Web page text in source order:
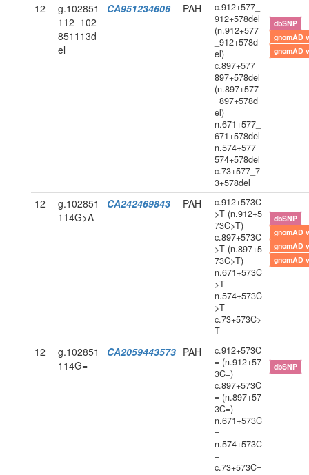
12
g.102851
112_102
851113d
el
CA951234606 PAH
c.912+577_
912+578del
(n.912+577
_912+578d
el)
c.897+577_
897+578del
(n.897+577
_897+578d
el)
n.671+577_
671+578del
n.574+577_
574+578del
c.73+577_7
3+578del
dbSNP
gnomAD
gnomAD
12
g.102851
114G>A
CA242469843 PAH
c.912+573C
>T (n.912+5
73C>T)
c.897+573C
>T (n.897+5
73C>T)
n.671+573C
>T
n.574+573C
>T
c.73+573C>
T
dbSNP
gnomAD
gnomAD
gnomAD
12
g.102851
114G=
CA2059443573 PAH
c.912+573C
= (n.912+57
3C=)
c.897+573C
= (n.897+57
3C=)
n.671+573C
=
n.574+573C
=
c.73+573C=
dbSNP